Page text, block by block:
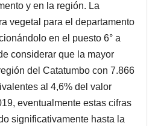
y en la región. La
vegetal para el departamento
en el puesto 6° a
considerar que la mayor
del Catatumbo con 7.866
al 4,6% del valor
eventualmente estas cifras
significativamente hasta la